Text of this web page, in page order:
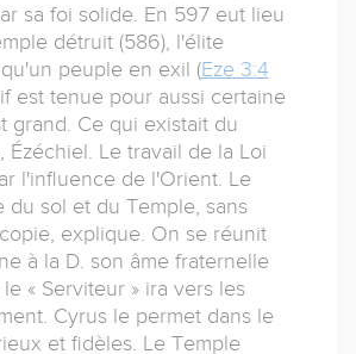
sa foi solide. En 597 eut lieu
détruit (586), l'élite
peuple en exil (Eze 3:4
est tenue pour aussi certaine
grand. Ce qui existait du
Ézéchiel. Le travail de la Loi
l'influence de l'Orient. Le
sol et du Temple, sans
explique. On se réunit
à la D. son âme fraternelle
« Serviteur » ira vers les
Cyrus le permet dans le
et fidèles. Le Temple